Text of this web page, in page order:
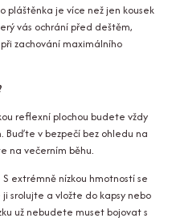
pláštěnka je více než jen kousek
vás ochrání před deštěm,
zachování maximálního
reflexní plochou budete vždy
v bezpečí bez ohledu na
na večerním běhu.
S extrémně nízkou hmotností se
srolujte a vložte do kapsy nebo
už nebudete muset bojovat s